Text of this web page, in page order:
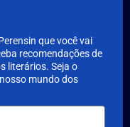
que você vai
recomendações de
literários. Seja o
mundo dos